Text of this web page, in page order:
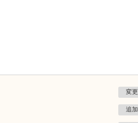
変更
追加